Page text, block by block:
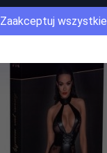
Zaakceptuj wszystkie